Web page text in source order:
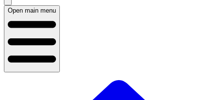
Open main menu